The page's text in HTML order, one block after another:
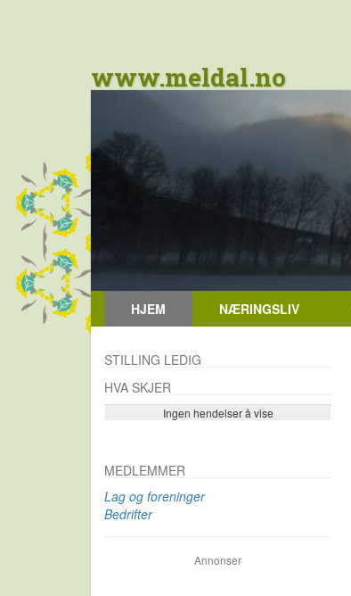
www.meldal.no
HJEM NÆRINGSLIV
STILLING LEDIG
HVA SKJER
Ingen hendelser å vise
Se flere…
MEDLEMMER
Lag og foreninger
Bedrifter
Annonser